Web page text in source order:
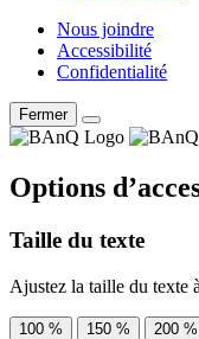
Nous joindre
Accessibilité
Confidentialité
Fermer
Options
Taille du texte
Ajustez la taille du texte
100 % 150 % 200 %